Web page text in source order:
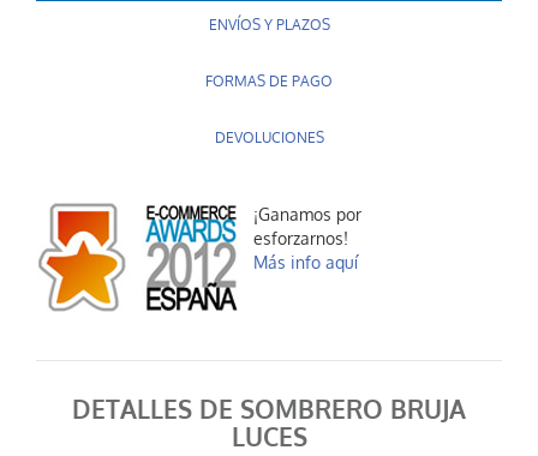
ENVÍOS Y PLAZOS
FORMAS DE PAGO
DEVOLUCIONES
¡Ganamos por
esforzarnos!
Más info aquí
DETALLES DE SOMBRERO BRUJA
LUCES